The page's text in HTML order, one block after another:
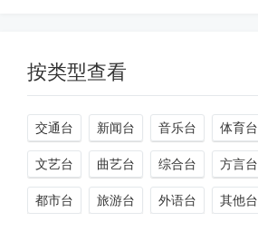
按类型查看
交通台 新闻台 音乐台 体育台
文艺台 曲艺台 综合台 方言台
都市台 旅游台 外语台 其他台